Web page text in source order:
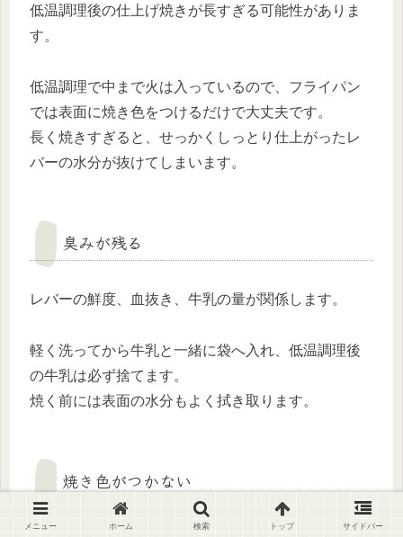
低温調理後の仕上げ焼きが長すぎる可能性がありま
す。
低温調理で中まで火は入っているので、フライパン
では表面に焼き色をつけるだけで大丈夫です。
長く焼きすぎると、せっかくしっとり仕上がったレ
バーの水分が抜けてしまいます。
臭みが残る
レバーの鮮度、血抜き、牛乳の量が関係します。
軽く洗ってから牛乳と一緒に袋へ入れ、低温調理後
の牛乳は必ず捨てます。
焼く前には表面の水分もよく拭き取ります。
焼き色がつかない
メニュー ホーム 検索 トップ サイドバー